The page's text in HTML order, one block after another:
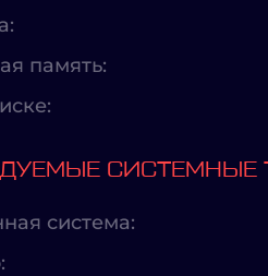
память:
СИСТЕМНЫЕ
система: